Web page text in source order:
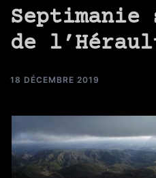
de
18 DÉCEMBRE 2019